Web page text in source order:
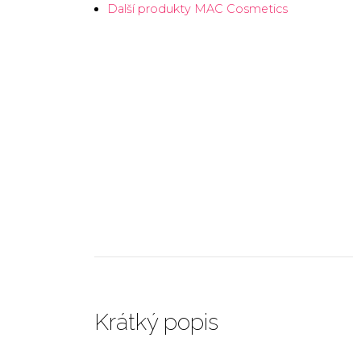
Další produkty MAC Cosmetics
Krátký popis